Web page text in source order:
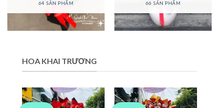
64 SẢN PHẨM 66 SẢN PHẨM
HOA KHAI TRƯƠNG